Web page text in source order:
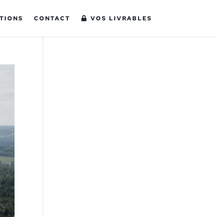
CONTACT VOS LIVRABLES